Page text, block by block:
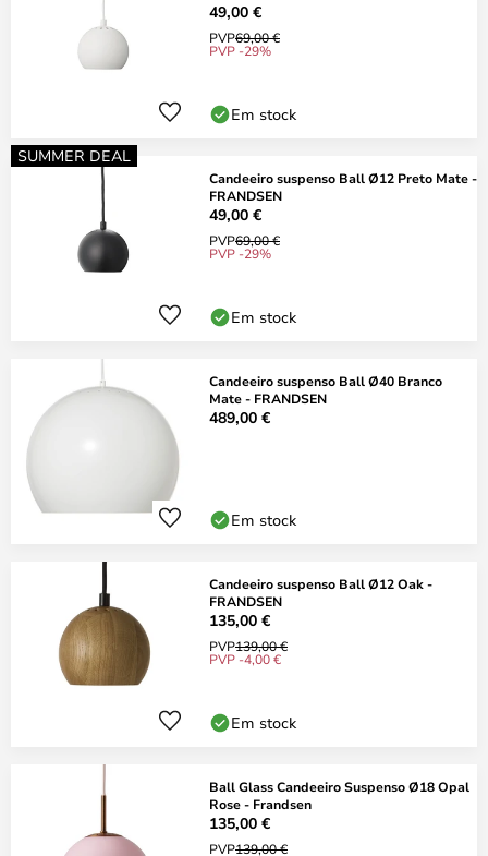
49,00 €
PVP69,00 €
PVP -29%
Em stock
SUMMER DEAL
Candeeiro suspenso Ball Ø12 Preto Mate -
FRANDSEN
49,00 €
PVP69,00 €
PVP -29%
Em stock
Candeeiro suspenso Ball Ø40 Branco
Mate - FRANDSEN
489,00 €
Em stock
Candeeiro suspenso Ball Ø12 Oak -
FRANDSEN
135,00 €
PVP139,00 €
PVP -4,00 €
Em stock
Ball Glass Candeeiro Suspenso Ø18 Opal
Rose - Frandsen
135,00 €
PVP139,00 €